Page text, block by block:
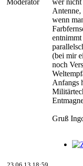
Moderator
wer nicht
Antenne,
wenn
(bei mir
noch
Anfangs
Gruß